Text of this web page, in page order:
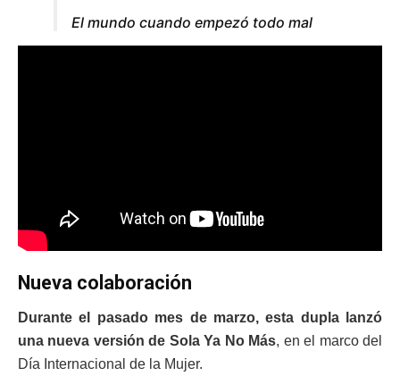
El mundo cuando empezó todo mal
Nueva colaboración
Durante el pasado mes de marzo, esta dupla lanzó
una nueva versión de Sola Ya No Más, en el marco del
Día Internacional de la Mujer.